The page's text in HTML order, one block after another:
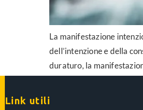
La manifestazione
dell’intenzione e della
duraturo, la
Link utili